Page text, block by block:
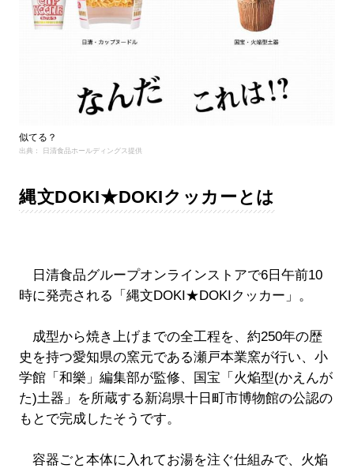
似てる？
出典： 日清食品ホールディングス提供
縄文DOKI★DOKIクッカーとは
日清食品グループオンラインストアで6日午前10
時に発売される「縄文DOKI★DOKIクッカー」。
成型から焼き上げまでの全工程を、約250年の歴
史を持つ愛知県の窯元である瀬戸本業窯が行い、小
学館「和樂」編集部が監修、国宝「火焔型(かえんが
た)土器」を所蔵する新潟県十日町市博物館の公認の
もとで完成したそうです。
容器ごと本体に入れてお湯を注ぐ仕組みで、火焔